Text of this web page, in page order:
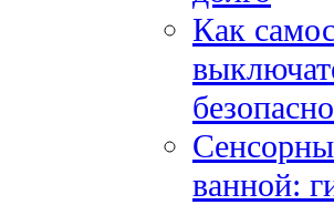
Как
ванной: